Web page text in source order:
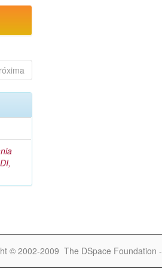
© 2002-2009 The DSpace Foundation -